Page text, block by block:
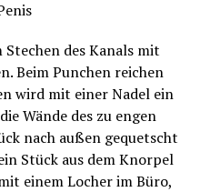
Stechen des Kanals mit
Beim Punchen reichen
wird mit einer Nadel ein
Wände des zu engen
nach außen gequetscht
Stück aus dem Knorpel
einem Locher im Büro,